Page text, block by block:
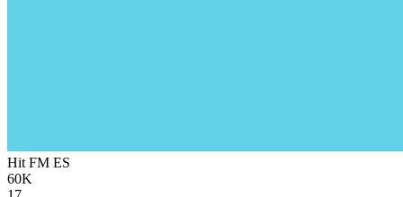
Hit FM ES
60K